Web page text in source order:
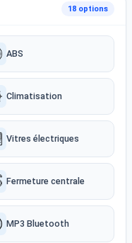
18 options
ABS
Climatisation
Vitres électriques
Fermeture centrale
MP3 Bluetooth